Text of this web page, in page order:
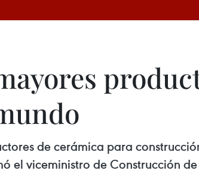
de cerámica para
el viceministro de Construcción